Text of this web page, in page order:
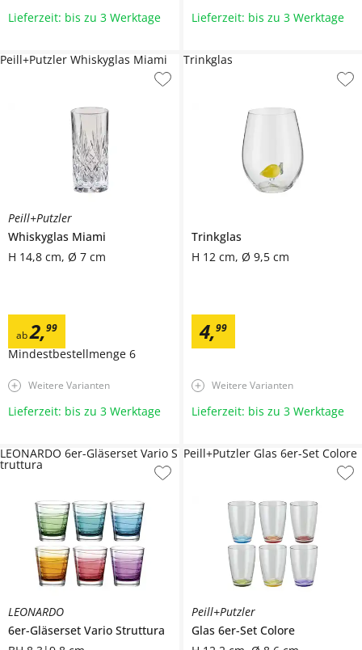
Lieferzeit: bis zu 3 Werktage Lieferzeit: bis zu 3 Werktage
Peill+Putzler
Whiskyglas Miami
H 14,8 cm, Ø 7 cm
ab2,99
Mindestbestellmenge 6
Peill+Putzler Whiskyglas Miami
Weitere Varianten
Lieferzeit: bis zu 3 Werktage
Trinkglas
H 12 cm, Ø 9,5 cm
4,99
Trinkglas
Weitere Varianten
Lieferzeit: bis zu 3 Werktage
LEONARDO
6er-Gläserset Vario Struttura
LEONARDO 6er-Gläserset Vario S
truttura
Peill+Putzler
Glas 6er-Set Colore
Peill+Putzler Glas 6er-Set Colore